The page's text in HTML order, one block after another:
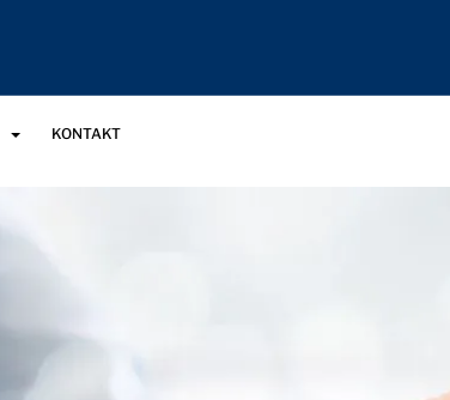
KONTAKT